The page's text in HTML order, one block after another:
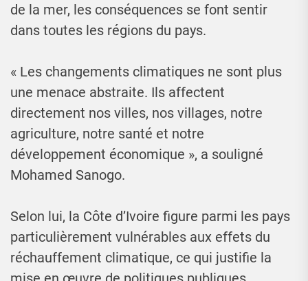
de la mer, les conséquences se font sentir
dans toutes les régions du pays.
« Les changements climatiques ne sont plus
une menace abstraite. Ils affectent
directement nos villes, nos villages, notre
agriculture, notre santé et notre
développement économique », a souligné
Mohamed Sanogo.
Selon lui, la Côte d’Ivoire figure parmi les pays
particulièrement vulnérables aux effets du
réchauffement climatique, ce qui justifie la